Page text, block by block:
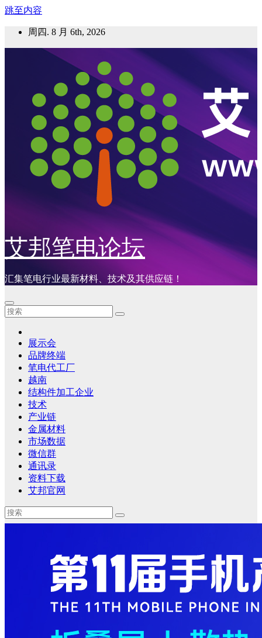
跳至内容
周四. 8 月 6th, 2026
艾邦笔电论坛
汇集笔电行业最新材料、技术及其供应链！
展示会
品牌终端
笔电代工厂
越南
结构件加工企业
技术
产业链
金属材料
市场数据
微信群
通讯录
资料下载
艾邦官网